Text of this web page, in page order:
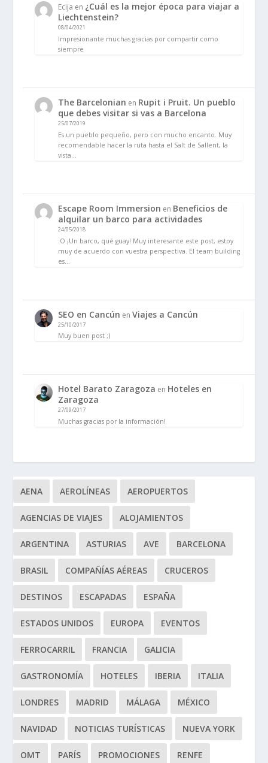
Ecija en ¿Cuál es la mejor época para viajar a
Liechtenstein?
08/04/2021
Impresionante muchas gracias por compartir como
siempre
The Barcelonian en Rupit i Pruit. Un pueblo
que debes visitar si vas a Barcelona
25/07/2019
Es un pueblo pequeño, pero con mucho encanto. Muy
recomendable hacer la ruta hasta el Salt de Sallent, la
vista…
Escape Room Immersion en Beneficios de
alquilar un barco para actividades
24/05/2018
:O ¡Un barco, qué guay! Muy interesante este post, estoy
muy de acuerdo con vuestra perspectiva. El team building
es…
SEO en Cancún enViajes a Cancún
25/10/2017
Muy buen post ;)
Hotel Barato Zaragoza en Hoteles en
Zaragoza
27/09/2017
Muchas gracias por la información!
AENA AEROLÍNEAS AEROPUERTOS
AGENCIAS DE VIAJES ALOJAMIENTOS
ARGENTINA ASTURIAS AVE BARCELONA
BRASIL COMPAÑÍAS AÉREAS CRUCEROS
DESTINOS ESCAPADAS ESPAÑA
ESTADOS UNIDOS EUROPA EVENTOS
FERROCARRIL FRANCIA GALICIA
GASTRONOMÍA HOTELES IBERIA ITALIA
LONDRES MADRID MÁLAGA MÉXICO
NAVIDAD NOTICIAS TURÍSTICAS NUEVA YORK
OMT PARÍS PROMOCIONES RENFE